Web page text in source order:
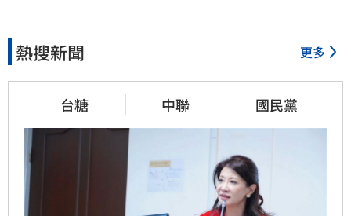
熱搜新聞 更多
台糖 中聯 國民黨